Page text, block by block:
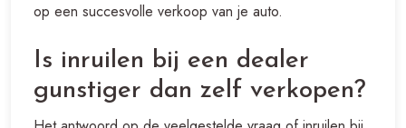
op een succesvolle verkoop van je auto.
Is inruilen bij een dealer
gunstiger dan zelf verkopen?